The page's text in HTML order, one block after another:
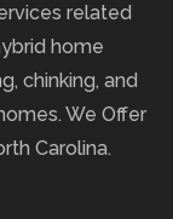
related
home
chinking, and
We Offer
Carolina.